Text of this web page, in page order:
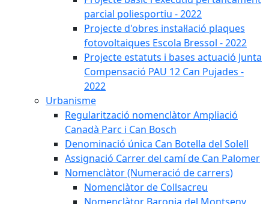
parcial poliesportiu - 2022
Projecte d'obres instal·lació plaques
fotovoltaiques Escola Bressol - 2022
Projecte estatuts i bases actuació Junta
Compensació PAU 12 Can Pujades -
2022
Urbanisme
Regularització nomenclàtor Ampliació
Canadà Parc i Can Bosch
Denominació única Can Botella del Solell
Assignació Carrer del camí de Can Palomer
Nomenclàtor (Numeració de carrers)
Nomenclàtor de Collsacreu